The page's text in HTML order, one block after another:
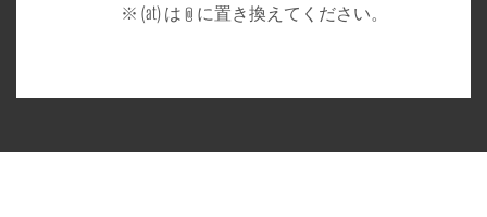
※ (at) は @ に置き換えてください。